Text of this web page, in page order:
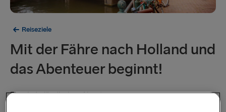
Reiseziele
Mit der Fähre nach Holland und
das Abenteuer beginnt!
Ein niederländisches Abenteuer